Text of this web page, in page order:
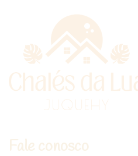
Fale conosco